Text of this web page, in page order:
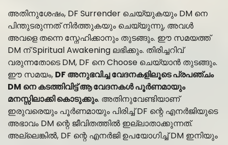
അതിനുശേഷം, DF Surrender ചെയ്യുകയും DM നെ
പിന്തുടരുന്നത് നിർത്തുകയും ചെയ്യുന്നു, അവൾ
അവളെ തന്നെ സ്നേഹിക്കാനും തുടങ്ങും. ഈ സമയത്ത്
DM ന് Spiritual Awakening ലഭിക്കും. തിരിച്ചറിവ്
വരുന്നതോടെ DM, DF നെ Choose ചെയ്യാൻ തുടങ്ങും.
ഈ സമയം, DF അനുഭവിച്ച വേദനകളിലൂടെ പ്രപഞ്ചം
DM നെ കടത്തിവിട്ട് ആ വേദനകൾ പൂർണമായും
മനസ്സിലാക്കി കൊടുക്കും. അതിനുവേണ്ടിയാണ്
ഇരുവരെയും പൂർണമായും പിരിച്ച് DF ന്റെ എനർജിയുടെ
അഭാവം DM ന്റെ ജീവിതത്തിൽ ഇല്ലാതാക്കുന്നത്.
അല്ലെങ്കിൽ, DF ന്റെ എനർജി ഉപയോഗിച്ച് DM ഇനിയും